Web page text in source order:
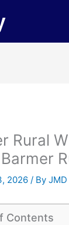
Rural
2026/ By
Contents